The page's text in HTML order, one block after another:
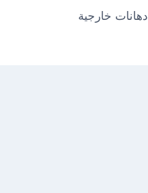
دهانات خارجية